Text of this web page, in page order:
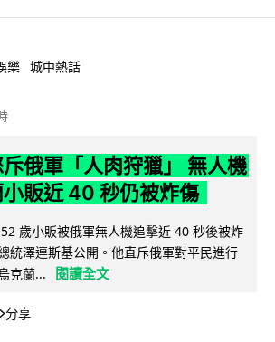
樂 城中熱話
俄軍「人肉狩獵」 無人機
販近 40 秒仍被炸傷
歲小販被俄軍無人機追擊近 40 秒後被炸
統澤連斯基公開。他直斥俄軍對平民進行
克蘭...
閱讀全文
分享